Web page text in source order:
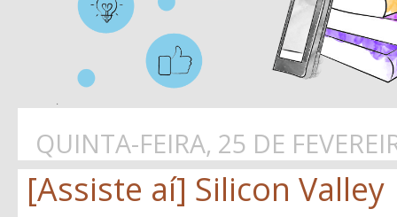
QUINTA-FEIRA, 25 DE
[Assiste aí] Silicon Valley